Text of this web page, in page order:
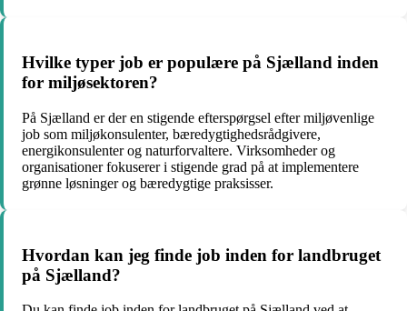
Hvilke typer job er populære på Sjælland inden
for miljøsektoren?
På Sjælland er der en stigende efterspørgsel efter miljøvenlige
job som miljøkonsulenter, bæredygtighedsrådgivere,
energikonsulenter og naturforvaltere. Virksomheder og
organisationer fokuserer i stigende grad på at implementere
grønne løsninger og bæredygtige praksisser.
Hvordan kan jeg finde job inden for landbruget
på Sjælland?